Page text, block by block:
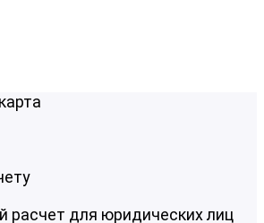
расчет для юридических лиц